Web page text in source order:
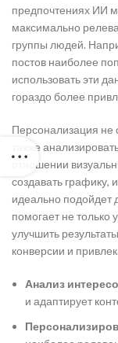
предпочтениях ИИ
максимально
группы людей.
постов наиболее
использовать эти
гораздо более
Персонализация не
также
отношении
создавать графику,
идеально подойдет
помогает не только
улучшить
конверсии и
Анализ
и адаптирует